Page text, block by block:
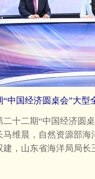
中国经济圆桌会”大
二期“中国经济圆桌
马维晨，自然资源部
，山东省海洋局局长